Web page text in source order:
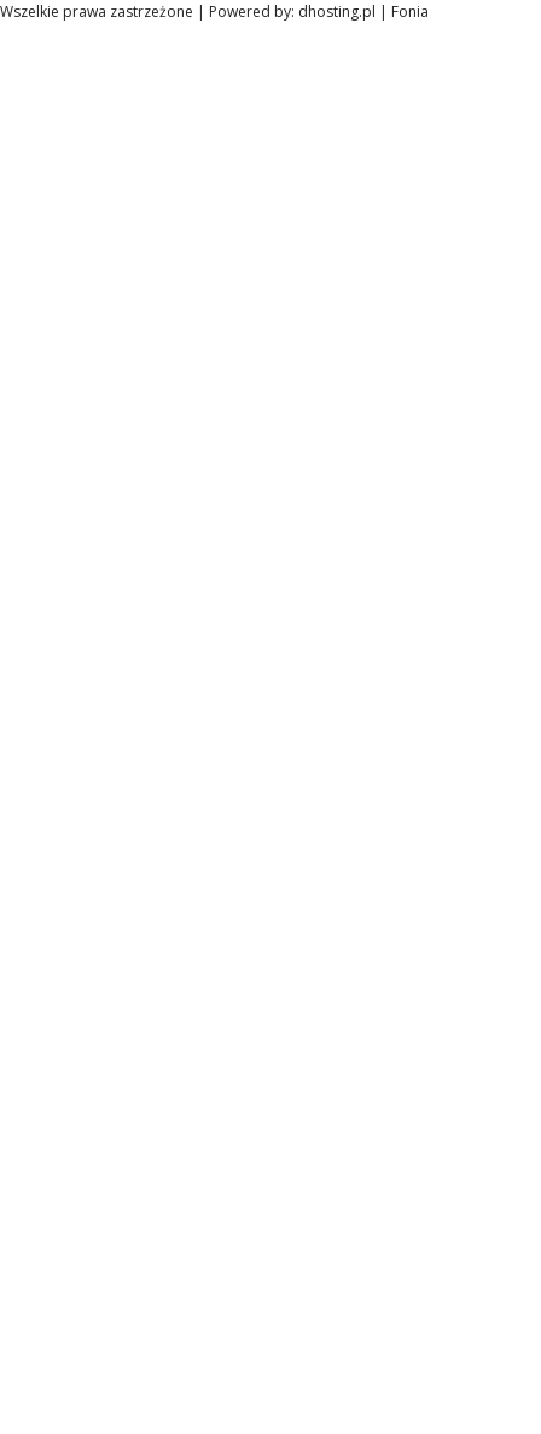
Wszelkie prawa zastrzeżone | Powered by: dhosting.pl | Fonia